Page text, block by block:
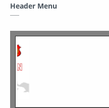
Header Menu